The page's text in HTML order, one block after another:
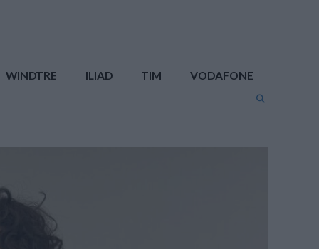
WINDTRE ILIAD TIM VODAFONE